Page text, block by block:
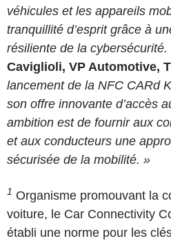
véhicules et les appareils
tranquillité d’esprit grâce à
résiliente de la cybersécurité.
Caviglioli, VP Automotive,
lancement de la NFC CARd
son offre innovante d’accès
ambition est de fournir aux
et aux conducteurs une
sécurisée de la mobilité. »
1 Organisme promouvant la
voiture, le Car Connectivity
établi une norme pour les